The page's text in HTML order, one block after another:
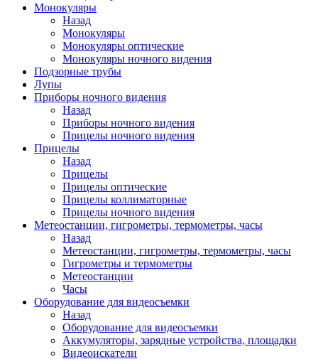
Монокуляры
Назад
Монокуляры
Монокуляры оптические
Монокуляры ночного видения
Подзорные трубы
Лупы
Приборы ночного видения
Назад
Приборы ночного видения
Прицелы ночного видения
Прицелы
Назад
Прицелы
Прицелы оптические
Прицелы коллиматорные
Прицелы ночного видения
Метеостанции, гигрометры, термометры, часы
Назад
Метеостанции, гигрометры, термометры, часы
Гигрометры и термометры
Метеостанции
Часы
Оборудование для видеосъемки
Назад
Оборудование для видеосъемки
Аккумуляторы, зарядные устройства, площадки
Видеоискатели